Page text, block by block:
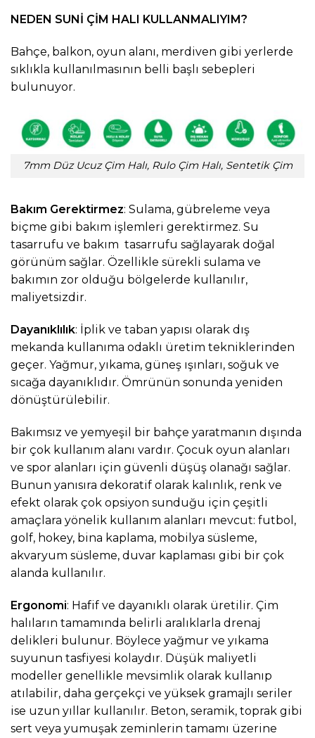
NEDEN SUNİ ÇİM HALI KULLANMALIYIM?
Bahçe, balkon, oyun alanı, merdiven gibi yerlerde
sıklıkla kullanılmasının belli başlı sebepleri
bulunuyor.
7mm Düz Ucuz Çim Halı, Rulo Çim Halı, Sentetik Çim
Bakım Gerektirmez: Sulama, gübreleme veya
biçme gibi bakım işlemleri gerektirmez. Su
tasarrufu ve bakım tasarrufu sağlayarak doğal
görünüm sağlar. Özellikle sürekli sulama ve
bakımın zor olduğu bölgelerde kullanılır,
maliyetsizdir.
Dayanıklılık: İplik ve taban yapısı olarak dış
mekanda kullanıma odaklı üretim tekniklerinden
geçer. Yağmur, yıkama, güneş ışınları, soğuk ve
sıcağa dayanıklıdır. Ömrünün sonunda yeniden
dönüştürülebilir.
Bakımsız ve yemyeşil bir bahçe yaratmanın dışında
bir çok kullanım alanı vardır. Çocuk oyun alanları
ve spor alanları için güvenli düşüş olanağı sağlar.
Bunun yanısıra dekoratif olarak kalınlık, renk ve
efekt olarak çok opsiyon sunduğu için çeşitli
amaçlara yönelik kullanım alanları mevcut: futbol,
golf, hokey, bina kaplama, mobilya süsleme,
akvaryum süsleme, duvar kaplaması gibi bir çok
alanda kullanılır.
Ergonomi: Hafif ve dayanıklı olarak üretilir. Çim
halıların tamamında belirli aralıklarla drenaj
delikleri bulunur. Böylece yağmur ve yıkama
suyunun tasfiyesi kolaydır. Düşük maliyetli
modeller genellikle mevsimlik olarak kullanıp
atılabilir, daha gerçekçi ve yüksek gramajlı seriler
ise uzun yıllar kullanılır. Beton, seramik, toprak gibi
sert veya yumuşak zeminlerin tamamı üzerine